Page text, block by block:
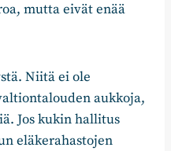
mutta eivät enää
Niitä ei ole
aukkoja,
Jos kukin hallitus
eläkerahastojen